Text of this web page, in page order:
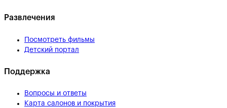
Развлечения
Посмотреть фильмы
Детский портал
Поддержка
Вопросы и ответы
Карта салонов и покрытия